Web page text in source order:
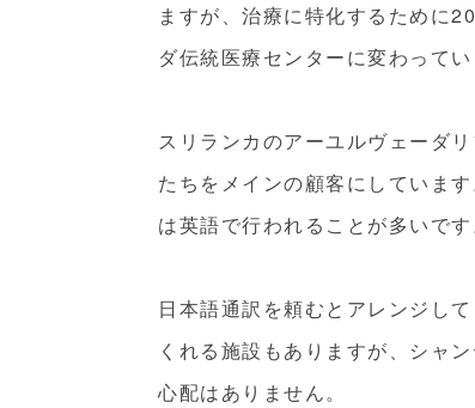
ますが、治療に特化するために
ダ伝統医療センターに変わってい
スリランカのアーユルヴェーダ
たちをメインの顧客にしていま
は英語で行われることが多いです
日本語通訳を頼むとアレンジし
くれる施設もありますが、シャ
心配はありません。